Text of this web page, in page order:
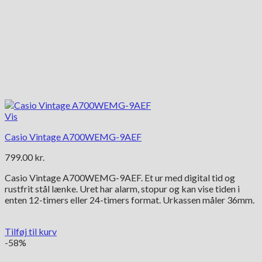
Vis
Casio Vintage A700WEMG-9AEF
799.00 kr.
Casio Vintage A700WEMG-9AEF. Et ur med digital tid og
rustfrit stål lænke. Uret har alarm, stopur og kan vise tiden i
enten 12-timers eller 24-timers format. Urkassen måler 36mm.
Tilføj til kurv
-58%